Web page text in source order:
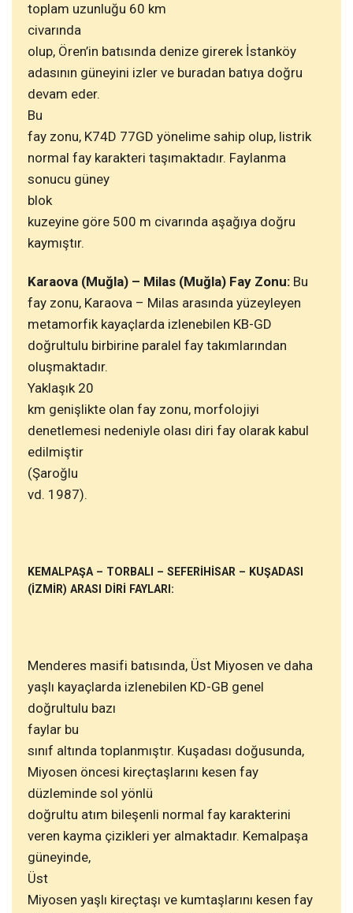
toplam uzunluğu 60 km
civarında
olup, Ören’in batısında denize girerek İstanköy
adasının güneyini izler ve buradan batıya doğru
devam eder.
Bu
fay zonu, K74D 77GD yönelime sahip olup, listrik
normal fay karakteri taşımaktadır. Faylanma
sonucu güney
blok
kuzeyine göre 500 m civarında aşağıya doğru
kaymıştır.
Karaova (Muğla) – Milas (Muğla) Fay Zonu: Bu
fay zonu, Karaova – Milas arasında yüzeyleyen
metamorfik kayaçlarda izlenebilen KB-GD
doğrultulu birbirine paralel fay takımlarından
oluşmaktadır.
Yaklaşık 20
km genişlikte olan fay zonu, morfolojiyi
denetlemesi nedeniyle olası diri fay olarak kabul
edilmiştir
(Şaroğlu
vd. 1987).
KEMALPAŞA – TORBALI – SEFERİHİSAR – KUŞADASI
(İZMİR) ARASI DİRİ FAYLARI:
Menderes masifi batısında, Üst Miyosen ve daha
yaşlı kayaçlarda izlenebilen KD-GB genel
doğrultulu bazı
faylar bu
sınıf altında toplanmıştır. Kuşadası doğusunda,
Miyosen öncesi kireçtaşlarını kesen fay
düzleminde sol yönlü
doğrultu atım bileşenli normal fay karakterini
veren kayma çizikleri yer almaktadır. Kemalpaşa
güneyinde,
Üst
Miyosen yaşlı kireçtaşı ve kumtaşlarını kesen fay